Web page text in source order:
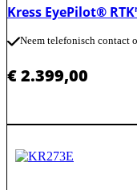
Kress EyePilot®
Neem telefonisch contact
€2.399,00